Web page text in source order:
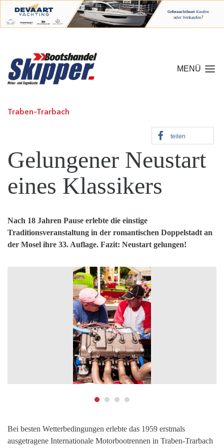
MENÜ
Traben-Trarbach
teilen
Gelungener Neustart
eines Klassikers
Nach 18 Jahren Pause erlebte die einstige
Traditionsveranstaltung in der romantischen Doppelstadt an
der Mosel ihre 33. Auflage. Fazit: Neustart gelungen!
Bei besten Wetterbedingungen erlebte das 1959 erstmals
ausgetragene Internationale Motorbootrennen in Traben-Trarbach